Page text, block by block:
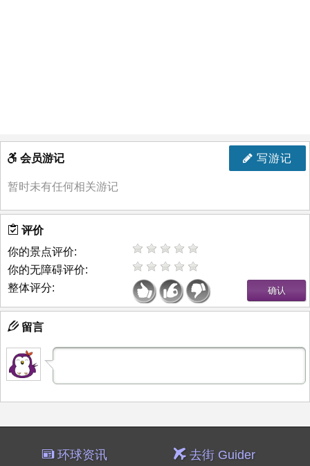
写游记
会员游记
暂时未有任何相关游记
评价
你的景点评价:
你的无障碍评价:
整体评分:
留言
环球资讯 去街 Guider